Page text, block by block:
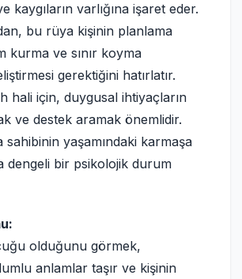
kaygıların varlığına işaret eder.
bu rüya kişinin planlama
kurma ve sınır koyma
gerektiğini hatırlatır.
hali için, duygusal ihtiyaçların
ve destek aramak önemlidir.
yaşamındaki karmaşa
dengeli bir psikolojik durum
olduğunu görmek,
anlamlar taşır ve kişinin